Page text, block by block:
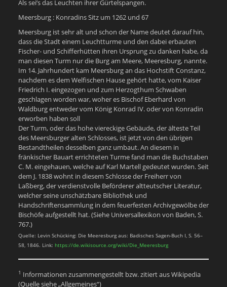
Als sei’s das Leuchten ihrer Gürtelspangen.
Meersburg : Konradins Sitz um 1262 und 67
Meersburg ist sehr alt und schon der Name deutet darauf hin,
dass die Stadt einem Leuchtturme und den dabei erbauten
Fischer- und Schifferhütten ihren Ursprung zu danken habe, da
man diesen Turm nur die Burg am Meere, Meeresburg, nannte.
Im 14. Jahrhundert kam Meersburg an das Hochstift Constanz,
nachdem es dem Welfischen Hause gehört hatte, vom Kaiser
Friedrich I. eingezogen und zum Herzogthum Schwaben
geschlagen worden war, woher es Bischof Eberhard von
Waldburg entweder vom König Konrad IV. oder von Konradin
erworben haben soll
Der Turm, oder das hohe viereckige Gebäude, der älteste Teil
des Meersburger alten Schlosses, ist jetzt von den übrigen
Bestandtheilen desselben ganz umbaut. An diesem in
fränkischer Bauart errichteten Turme fand man die Buchstaben
C. M. eingehauen, welche auf Karl Martell gedeutet wurden. Seit
dem J. 1838 wohnt in diesem Schlosse der Freiherr von
Laßberg, der verdienstvolle Beförderer altteutscher Literatur,
welcher seine unschätzbare Bibliothek und
Handschriftensammlung in dem feuerfesten Archivgewölbe der
Bischöfe aufgestellt hat. (Siehe Universallexikon von Baden, S.
767.)
Quelle: Levin Schücking: Die Meeresburg aus: Badisches Sagen-Buch I, S. 56–
58, 1846. Link: https://de.wikisource.org/wiki/Die_Meeresburg
1 Informationen zusammengestellt bzw. zitiert aus Wikipedia
(Quelle siehe „Allgemeines“)